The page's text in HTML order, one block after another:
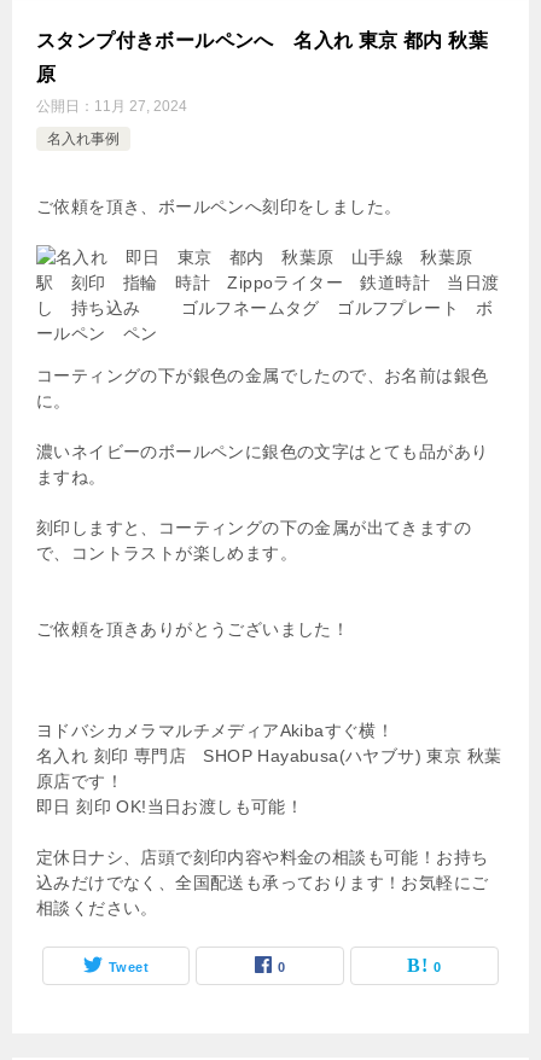
スタンプ付きボールペンへ 名入れ 東京 都内 秋葉
原
公開日： 11月 27, 2024
名入れ事例
ご依頼を頂き、ボールペンへ刻印をしました。
コーティングの下が銀色の金属でしたので、お名前は銀色
に。
濃いネイビーのボールペンに銀色の文字はとても品があり
ますね。
刻印しますと、コーティングの下の金属が出てきますの
で、コントラストが楽しめます。
ご依頼を頂きありがとうございました！
ヨドバシカメラマルチメディアAkibaすぐ横！
名入れ 刻印 専門店 SHOP Hayabusa(ハヤブサ) 東京 秋葉
原店です！
即日 刻印 OK!当日お渡しも可能！
定休日ナシ、店頭で刻印内容や料金の相談も可能！お持ち
込みだけでなく、全国配送も承っております！お気軽にご
相談ください。
Tweet 0 0